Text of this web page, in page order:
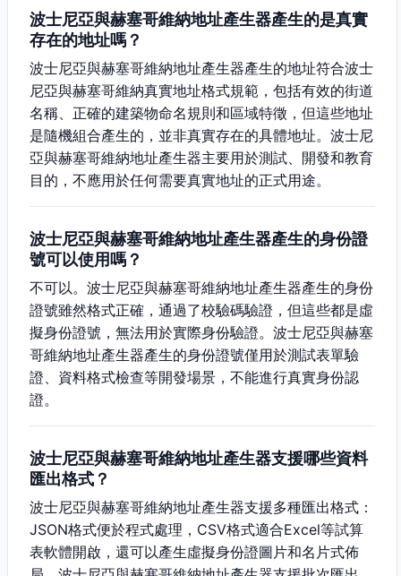
波士尼亞與赫塞哥維納地址產生器產生的是真實
存在的地址嗎？
波士尼亞與赫塞哥維納地址產生器產生的地址符合波士
尼亞與赫塞哥維納真實地址格式規範，包括有效的街道
名稱、正確的建築物命名規則和區域特徵，但這些地址
是隨機組合產生的，並非真實存在的具體地址。波士尼
亞與赫塞哥維納地址產生器主要用於測試、開發和教育
目的，不應用於任何需要真實地址的正式用途。
波士尼亞與赫塞哥維納地址產生器產生的身份證
號可以使用嗎？
不可以。波士尼亞與赫塞哥維納地址產生器產生的身份
證號雖然格式正確，通過了校驗碼驗證，但這些都是虛
擬身份證號，無法用於實際身份驗證。波士尼亞與赫塞
哥維納地址產生器產生的身份證號僅用於測試表單驗
證、資料格式檢查等開發場景，不能進行真實身份認
證。
波士尼亞與赫塞哥維納地址產生器支援哪些資料
匯出格式？
波士尼亞與赫塞哥維納地址產生器支援多種匯出格式：
JSON格式便於程式處理，CSV格式適合Excel等試算
表軟體開啟，還可以產生虛擬身份證圖片和名片式佈